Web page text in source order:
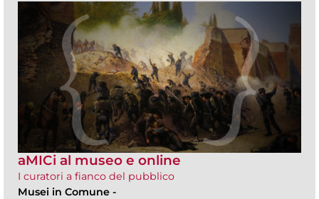
aMICi al museo e online
I curatori a fianco del pubblico
Musei in Comune -